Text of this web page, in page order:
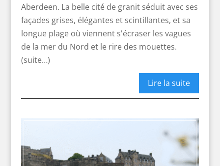
Aberdeen. La belle cité de granit séduit avec ses
façades grises, élégantes et scintillantes, et sa
longue plage où viennent s'écraser les vagues
de la mer du Nord et le rire des mouettes.
(suite…)
Lire la suite